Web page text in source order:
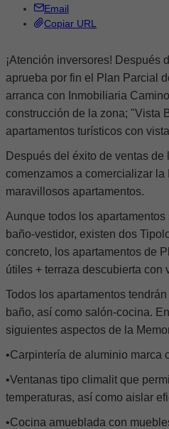
Email
Copiar URL
¡Atención inversores! Después
aprueba por fin el Plan Parcial
arranca con Inmobiliaria
construcción de la zona; "Vista
apartamentos turísticos con
Después del éxito de ventas de
comenzamos a comercializar la
maravillosos apartamentos.
Aunque todos los
baño-vestidor, existen dos
concreto, los apartamentos de
útiles + terraza descubierta con
Todos los apartamentos
baño, así como salón-cocina.
siguientes aspectos de la
•Carpintería de aluminio marca
•Ventanas tipo climalit que
temperaturas, así como aislar
•Cocina amueblada con